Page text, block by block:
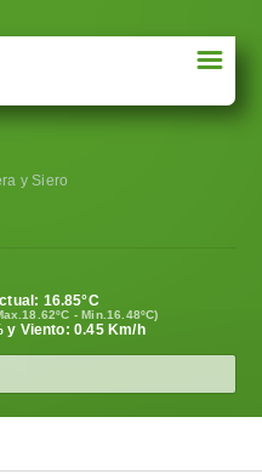
☰
y Siero
16.85°C
- Min.16.48ºC)
y Viento: 0.45 Km/h